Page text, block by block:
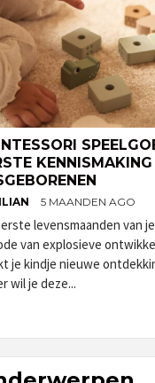
5 MAANDEN AGO
levensmaanden van
van explosieve
je kindje nieuwe
wil je deze...